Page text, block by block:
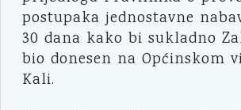
postupaka jednostavne
30 dana kako bi sukladno
bio donesen na Općinskom
Kali.